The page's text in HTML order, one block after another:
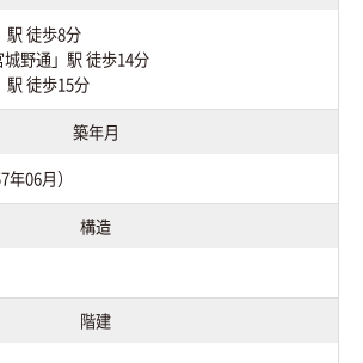
駅 徒歩8分
野通」駅 徒歩14分
駅 徒歩15分
築年月
06月）
構造
階建